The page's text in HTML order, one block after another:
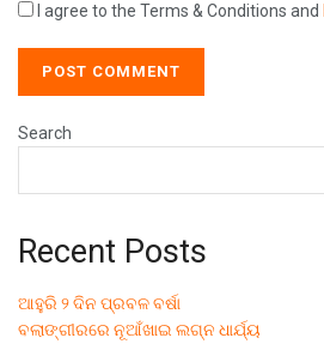
I agree to the Terms & Conditions and
Search
Recent Posts
ଆହୁରି ୨ ଦିନ ପ୍ରବଳ ବର୍ଷା
ବଲାଙ୍ଗୀରରେ ନୂଆଁଖାଇ ଲଗ୍ନ ଧାର୍ଯ୍ୟ